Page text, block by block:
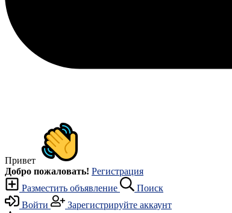
Привет
Добро пожаловать! Регистрация
Разместить объявление
Поиск
Войти
Зарегистрируйте аккаунт